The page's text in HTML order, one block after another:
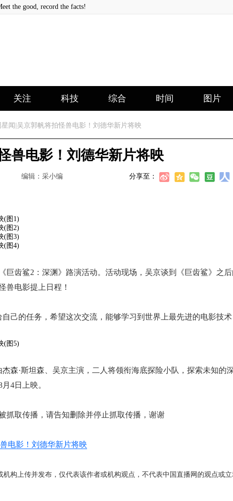
the good, record the facts!
关注 科技 综合 时间 图片
星闻|吴京郭帆将拍怪兽电影！刘德华新片将映
兽电影！刘德华新片将映
编辑：采小编 分享至：
巨齿鲨2：深渊》路演活动。活动现场，吴京谈到《巨齿鲨》之后
兽电影提上日程！
己的任务，希望这次交流，能够学习到世界上最先进的电影技术
森·斯坦森、吴京主演，二人将领衔海底探险小队，探索未知的
4日上映。
抓取传播，请告知删除并停止抓取传播，谢谢
电影！刘德华新片将映
构上传并发布，仅代表该作者或机构观点，不代表中国直播网的观点或立